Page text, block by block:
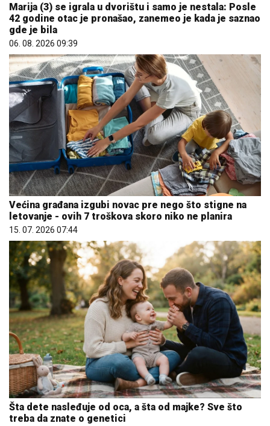
Marija (3) se igrala u dvorištu i samo je nestala: Posle
42 godine otac je pronašao, zanemeo je kada je saznao
gde je bila
06. 08. 2026 09:39
Većina građana izgubi novac pre nego što stigne na
letovanje - ovih 7 troškova skoro niko ne planira
15. 07. 2026 07:44
Šta dete nasleđuje od oca, a šta od majke? Sve što
treba da znate o genetici